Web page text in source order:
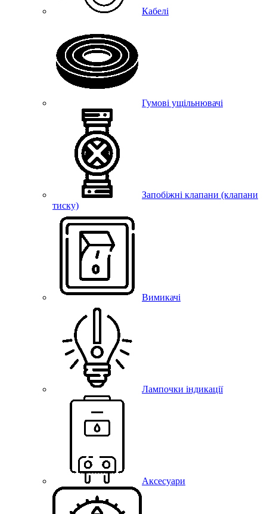
Кабелі
Гумові ущільнювачі
Запобіжні клапани (клапани
тиску)
Вимикачі
Лампочки індикації
Аксесуари